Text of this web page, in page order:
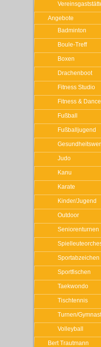
Angebote
Badminton
Boule-Treff
Boxen
Drachenboot
Fitness Studio
Fitness & Dance
Fußball
Fußballjugend
Judo
Kanu
Karate
Kinder/Jugend
Outdoor
Seniorenturnen
Sportabzeichen
Sportfischen
Taekwondo
Tischtennis
Turnen/
Volleyball
Bert Trautmann